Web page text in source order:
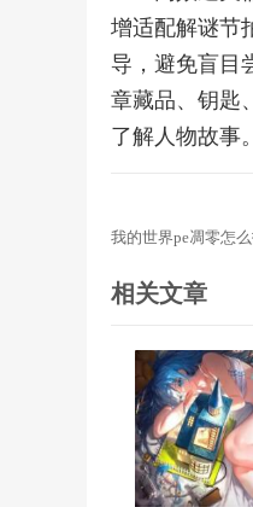
增适配解谜节
导，避免盲目
章藏品、钥匙
了解人物故事。
我的世界pe凋零怎
相关文章